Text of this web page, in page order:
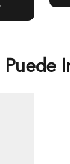
Puede